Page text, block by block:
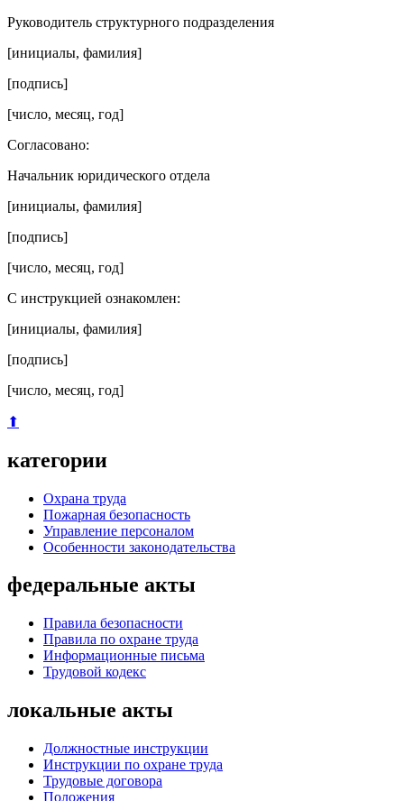
Руководитель структурного подразделения
[инициалы, фамилия]
[подпись]
[число, месяц, год]
Согласовано:
Начальник юридического отдела
[инициалы, фамилия]
[подпись]
[число, месяц, год]
С инструкцией ознакомлен:
[инициалы, фамилия]
[подпись]
[число, месяц, год]
⬆
категории
Охрана труда
Пожарная безопасность
Управление персоналом
Особенности законодательства
федеральные акты
Правила безопасности
Правила по охране труда
Информационные письма
Трудовой кодекс
локальные акты
Должностные инструкции
Инструкции по охране труда
Трудовые договора
Положения